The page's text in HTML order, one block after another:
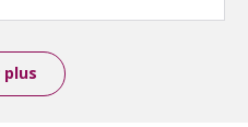
plus